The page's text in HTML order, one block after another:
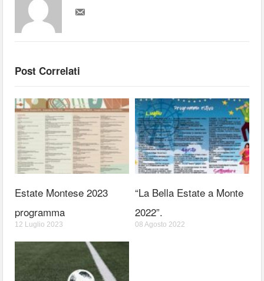
Post Correlati
Estate Montese 2023
programma
12 Luglio 2023
“La Bella Estate a Monte
2022”.
08 Agosto 2022